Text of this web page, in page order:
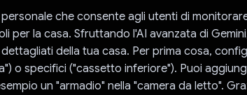
che consente agli utenti di
per la casa. Sfruttando l'AI avanzata di
della tua casa. Per prima cosa,
o specifici ("cassetto inferiore"). Puoi
un "armadio" nella "camera da letto".